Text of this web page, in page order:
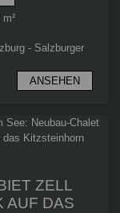
- Salzburger
ANSEHEN
ZELL
AUF DAS